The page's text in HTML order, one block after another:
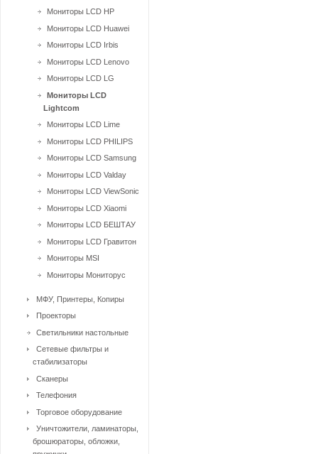
Мониторы LCD HP
Мониторы LCD Huawei
Мониторы LCD Irbis
Мониторы LCD Lenovo
Мониторы LCD LG
Мониторы LCD
Lightcom
Мониторы LCD Lime
Мониторы LCD PHILIPS
Мониторы LCD Samsung
Мониторы LCD Valday
Мониторы LCD ViewSonic
Мониторы LCD Xiaomi
Мониторы LCD БЕШТАУ
Мониторы LCD Гравитон
Мониторы MSI
Мониторы Мониторус
МФУ, Принтеры, Копиры
Проекторы
Светильники настольные
Сетевые фильтры и
стабилизаторы
Сканеры
Телефония
Торговое оборудование
Уничтожители, ламинаторы,
брошюраторы, обложки,